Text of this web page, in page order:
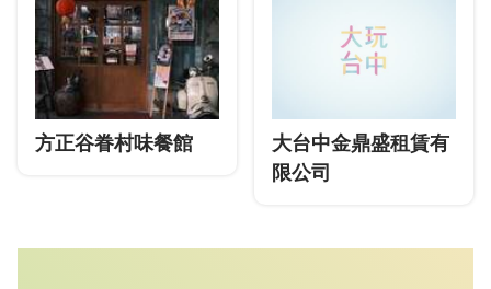
方正谷眷村味餐館
大台中金鼎盛租賃有
限公司